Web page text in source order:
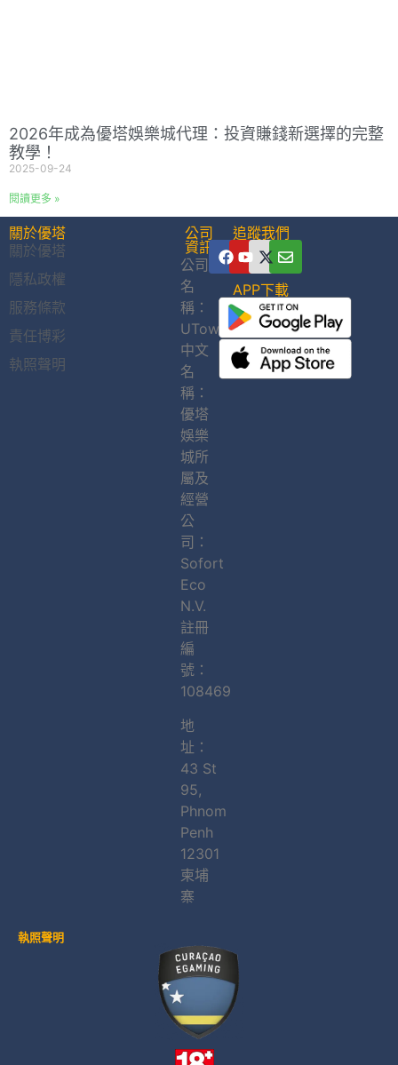
2026年成為優塔娛樂城代理：投資賺錢新選擇的完整
教學！
2025-09-24
閱讀更多 »
關於優塔
關於優塔
隱私政權
服務條款
責任博彩
執照聲明
公司
資訊
公司
名
稱：
UTown
中文
名
稱：
優塔
娛樂
城所
屬及
經營
公
司：
Sofort
Eco
N.V.
註冊
編
號：
108469
地
址：
43 St
95,
Phnom
Penh
12301
柬埔
寨
追蹤我們
APP下載
執照聲明